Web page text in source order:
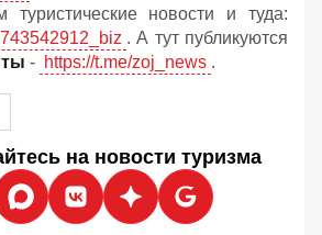
туристические новости и туда:
. А тут публикуются
- https://t.me/zoj_news .
на новости туризма